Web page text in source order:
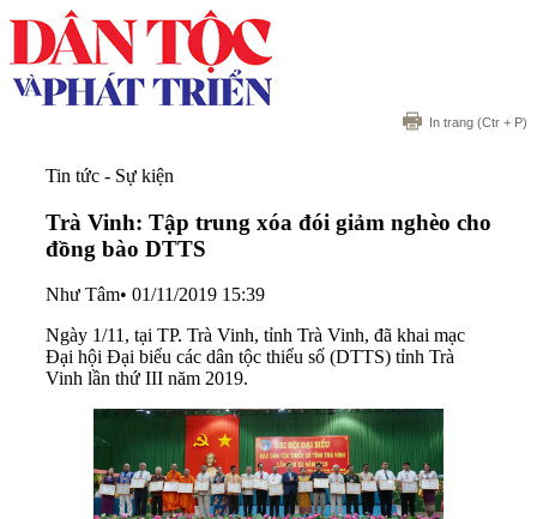
In trang (Ctr + P)
Tin tức - Sự kiện
Trà Vinh: Tập trung xóa đói giảm nghèo cho
đồng bào DTTS
Như Tâm• 01/11/2019 15:39
Ngày 1/11, tại TP. Trà Vinh, tỉnh Trà Vinh, đã khai mạc
Đại hội Đại biểu các dân tộc thiểu số (DTTS) tỉnh Trà
Vinh lần thứ III năm 2019.